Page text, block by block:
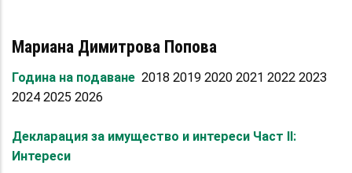
Мариана Димитрова Попова
Година на подаване 2018 2019 2020 2021 2022 2023
2024 2025 2026
Декларация за имущество и интереси Част II:
Интереси